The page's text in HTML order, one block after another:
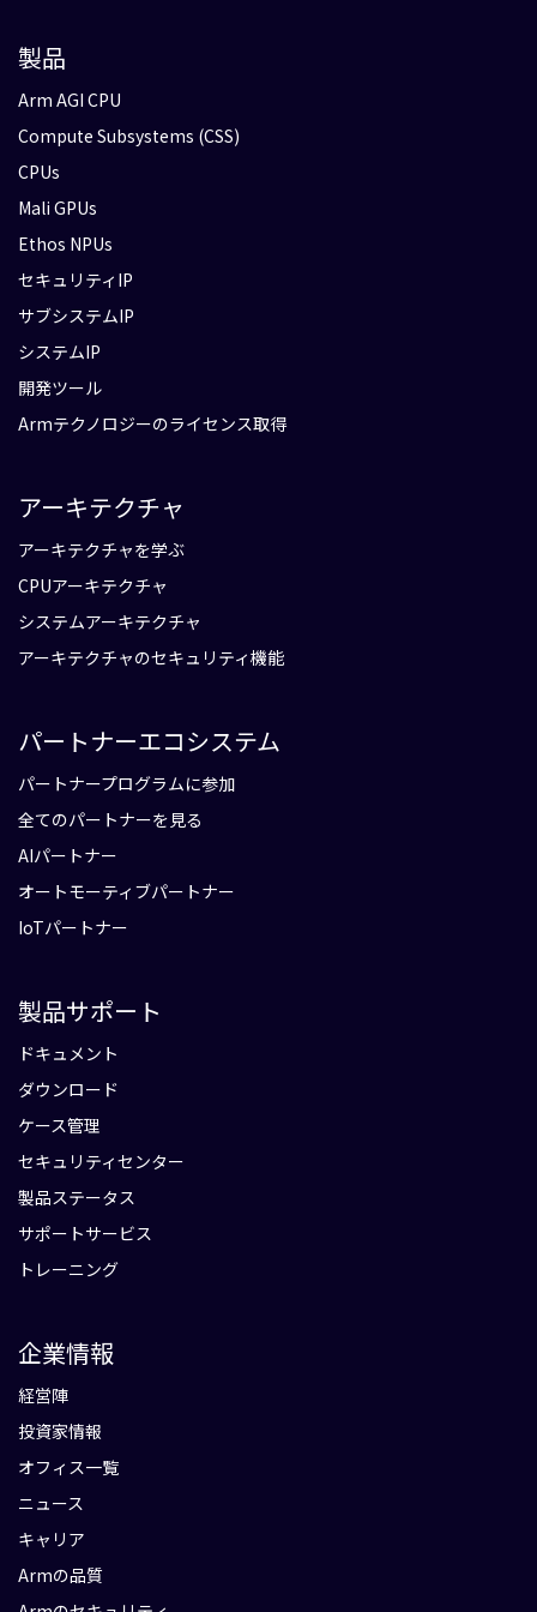
製品
Arm AGI CPU
Compute Subsystems (CSS)
CPUs
Mali GPUs
Ethos NPUs
セキュリティIP
サブシステムIP
システムIP
開発ツール
Armテクノロジーのライセンス取得
アーキテクチャ
アーキテクチャを学ぶ
CPUアーキテクチャ
システムアーキテクチャ
アーキテクチャのセキュリティ機能
パートナーエコシステム
パートナープログラムに参加
全てのパートナーを見る
AIパートナー
オートモーティブパートナー
IoTパートナー
製品サポート
ドキュメント
ダウンロード
ケース管理
セキュリティセンター
製品ステータス
サポートサービス
トレーニング
企業情報
経営陣
投資家情報
オフィス一覧
ニュース
キャリア
Armの品質